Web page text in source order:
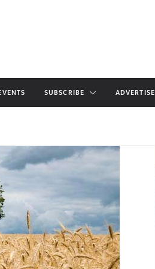
SUBSCRIBE ADVERTISE